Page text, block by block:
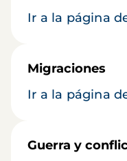
Ir a la página
Migraciones
Ir a la página
Guerra y